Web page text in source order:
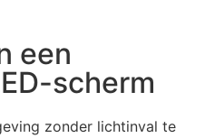
een
scherm
zonder lichtinval te